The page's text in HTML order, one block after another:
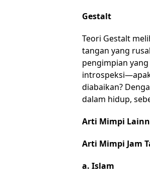
Gestalt
Teori Gestalt
tangan yang
pengimpian
diabaikan?
dalam hidup,
Arti Mimpi
Arti Mimpi Jam
a. Islam